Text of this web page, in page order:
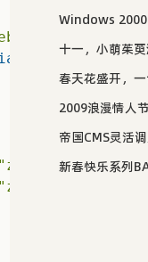
"screen" />
"zm01.jpg">
"zm02.jpg"
Windows 2000
十一，小萌茱
春天花盛开，
2009浪漫情人
帝国CMS灵活
新春快乐系列